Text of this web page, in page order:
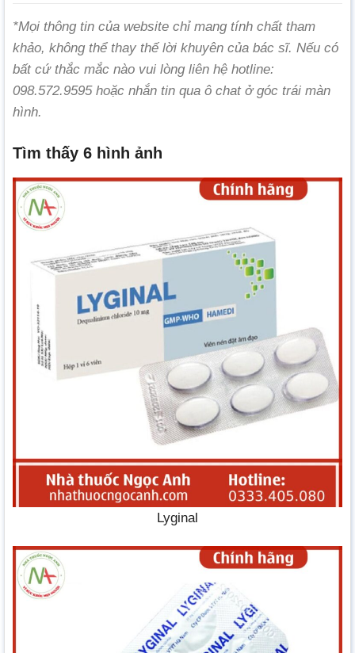
*Mọi thông tin của website chỉ mang tính chất tham
khảo, không thể thay thế lời khuyên của bác sĩ. Nếu có
bất cứ thắc mắc nào vui lòng liên hệ hotline:
098.572.9595 hoặc nhắn tin qua ô chat ở góc trái màn
hình.
Tìm thấy 6 hình ảnh
Lyginal